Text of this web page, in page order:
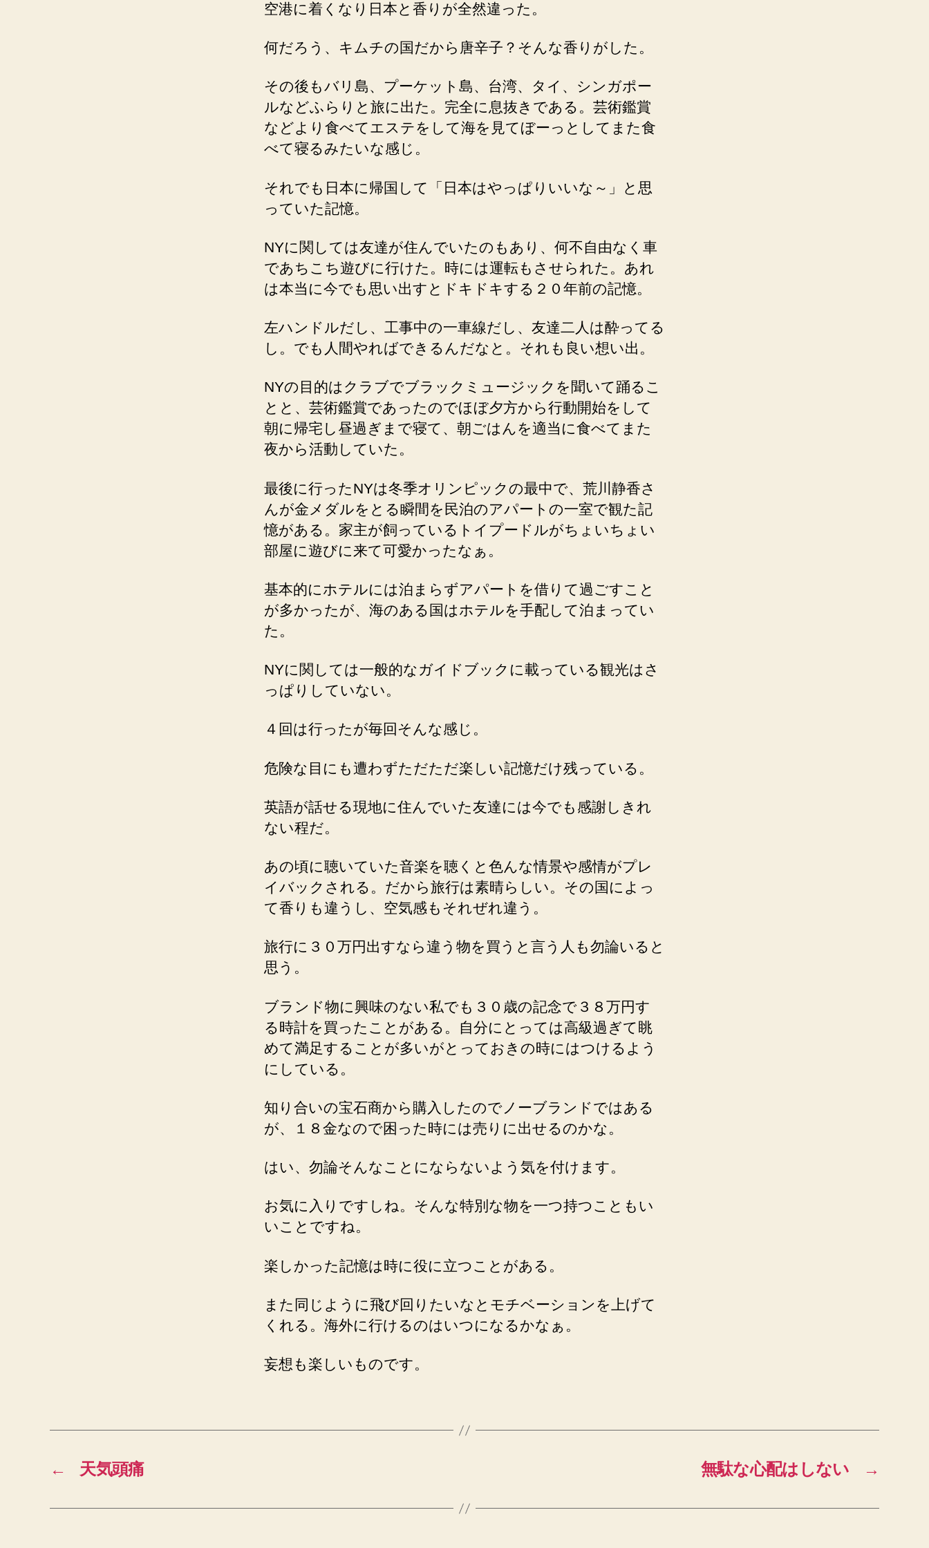
空港に着くなり日本と香りが全然違った。
何だろう、キムチの国だから唐辛子？そんな香りがした。
その後もバリ島、プーケット島、台湾、タイ、シンガポー
ルなどふらりと旅に出た。完全に息抜きである。芸術鑑賞
などより食べてエステをして海を見てぼーっとしてまた食
べて寝るみたいな感じ。
それでも日本に帰国して「日本はやっぱりいいな～」と思
っていた記憶。
NYに関しては友達が住んでいたのもあり、何不自由なく車
であちこち遊びに行けた。時には運転もさせられた。あれ
は本当に今でも思い出すとドキドキする２０年前の記憶。
左ハンドルだし、工事中の一車線だし、友達二人は酔ってる
し。でも人間やればできるんだなと。それも良い想い出。
NYの目的はクラブでブラックミュージックを聞いて踊るこ
とと、芸術鑑賞であったのでほぼ夕方から行動開始をして
朝に帰宅し昼過ぎまで寝て、朝ごはんを適当に食べてまた
夜から活動していた。
最後に行ったNYは冬季オリンピックの最中で、荒川静香さ
んが金メダルをとる瞬間を民泊のアパートの一室で観た記
憶がある。家主が飼っているトイプードルがちょいちょい
部屋に遊びに来て可愛かったなぁ。
基本的にホテルには泊まらずアパートを借りて過ごすこと
が多かったが、海のある国はホテルを手配して泊まってい
た。
NYに関しては一般的なガイドブックに載っている観光はさ
っぱりしていない。
４回は行ったが毎回そんな感じ。
危険な目にも遭わずただただ楽しい記憶だけ残っている。
英語が話せる現地に住んでいた友達には今でも感謝しきれ
ない程だ。
あの頃に聴いていた音楽を聴くと色んな情景や感情がプレ
イバックされる。だから旅行は素晴らしい。その国によっ
て香りも違うし、空気感もそれぜれ違う。
旅行に３０万円出すなら違う物を買うと言う人も勿論いると
思う。
ブランド物に興味のない私でも３０歳の記念で３８万円す
る時計を買ったことがある。自分にとっては高級過ぎて眺
めて満足することが多いがとっておきの時にはつけるよう
にしている。
知り合いの宝石商から購入したのでノーブランドではある
が、１８金なので困った時には売りに出せるのかな。
はい、勿論そんなことにならないよう気を付けます。
お気に入りですしね。そんな特別な物を一つ持つこともい
いことですね。
楽しかった記憶は時に役に立つことがある。
また同じように飛び回りたいなとモチベーションを上げて
くれる。海外に行けるのはいつになるかなぁ。
妄想も楽しいものです。
← 天気頭痛 →
無駄な心配はしない